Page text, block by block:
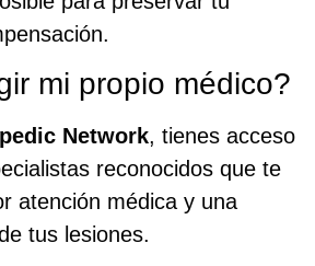
mi propio médico?
Network, tienes acceso
reconocidos que te
atención médica y una
tus lesiones.